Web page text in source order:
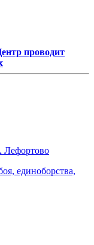
проводит
Лефортово
единоборства,